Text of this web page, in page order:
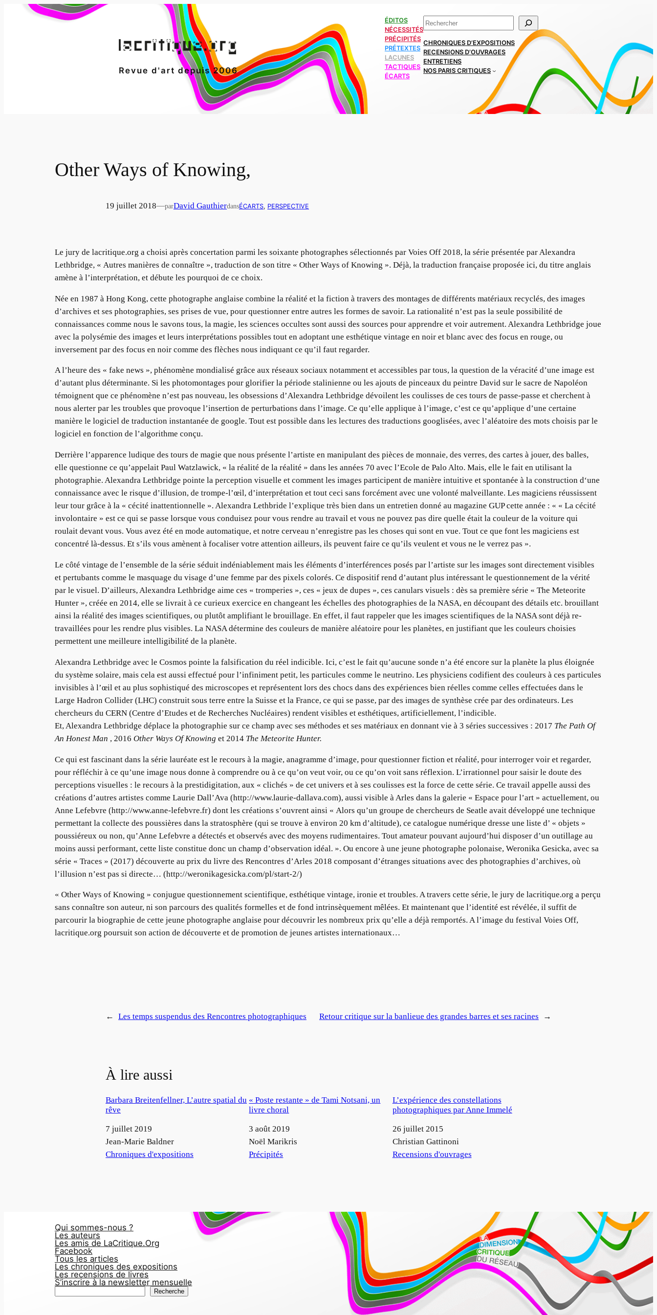
Revue d'art depuis 2006
ÉDITOS
NÉCESSITÉS
PRÉCIPITÉS
PRÉTEXTES
LACUNES
TACTIQUES
ÉCARTS
Rechercher
CHRONIQUES D’EXPOSITIONS
RECENSIONS D’OUVRAGES
ENTRETIENS
NOS PARIS CRITIQUES
Other Ways of Knowing,
19 juillet 2018—parDavid GauthierdansÉCARTS, PERSPECTIVE
Le jury de lacritique.org a choisi après concertation parmi les soixante photographes sélectionnés par Voies Off 2018, la série présentée par Alexandra
Lethbridge, « Autres manières de connaître », traduction de son titre « Other Ways of Knowing ». Déjà, la traduction française proposée ici, du titre anglais
amène à l’interprétation, et débute les pourquoi de ce choix.
Née en 1987 à Hong Kong, cette photographe anglaise combine la réalité et la fiction à travers des montages de différents matériaux recyclés, des images
d’archives et ses photographies, ses prises de vue, pour questionner entre autres les formes de savoir. La rationalité n’est pas la seule possibilité de
connaissances comme nous le savons tous, la magie, les sciences occultes sont aussi des sources pour apprendre et voir autrement. Alexandra Lethbridge joue
avec la polysémie des images et leurs interprétations possibles tout en adoptant une esthétique vintage en noir et blanc avec des focus en rouge, ou
inversement par des focus en noir comme des flèches nous indiquant ce qu’il faut regarder.
A l’heure des « fake news », phénomène mondialisé grâce aux réseaux sociaux notamment et accessibles par tous, la question de la véracité d’une image est
d’autant plus déterminante. Si les photomontages pour glorifier la période stalinienne ou les ajouts de pinceaux du peintre David sur le sacre de Napoléon
témoignent que ce phénomène n’est pas nouveau, les obsessions d’Alexandra Lethbridge dévoilent les coulisses de ces tours de passe-passe et cherchent à
nous alerter par les troubles que provoque l’insertion de perturbations dans l’image. Ce qu’elle applique à l’image, c’est ce qu’applique d’une certaine
manière le logiciel de traduction instantanée de google. Tout est possible dans les lectures des traductions googlisées, avec l’aléatoire des mots choisis par le
logiciel en fonction de l’algorithme conçu.
Derrière l’apparence ludique des tours de magie que nous présente l’artiste en manipulant des pièces de monnaie, des verres, des cartes à jouer, des balles,
elle questionne ce qu’appelait Paul Watzlawick, « la réalité de la réalité » dans les années 70 avec l’Ecole de Palo Alto. Mais, elle le fait en utilisant la
photographie. Alexandra Lethbridge pointe la perception visuelle et comment les images participent de manière intuitive et spontanée à la construction d‘une
connaissance avec le risque d’illusion, de trompe-l’œil, d’interprétation et tout ceci sans forcément avec une volonté malveillante. Les magiciens réussissent
leur tour grâce à la « cécité inattentionnelle ». Alexandra Lethbride l’explique très bien dans un entretien donné au magazine GUP cette année : « « La cécité
involontaire » est ce qui se passe lorsque vous conduisez pour vous rendre au travail et vous ne pouvez pas dire quelle était la couleur de la voiture qui
roulait devant vous. Vous avez été en mode automatique, et notre cerveau n’enregistre pas les choses qui sont en vue. Tout ce que font les magiciens est
concentré là-dessus. Et s’ils vous amènent à focaliser votre attention ailleurs, ils peuvent faire ce qu’ils veulent et vous ne le verrez pas ».
Le côté vintage de l’ensemble de la série séduit indéniablement mais les éléments d’interférences posés par l’artiste sur les images sont directement visibles
et pertubants comme le masquage du visage d’une femme par des pixels colorés. Ce dispositif rend d’autant plus intéressant le questionnement de la vérité
par le visuel. D’ailleurs, Alexandra Lethbridge aime ces « tromperies », ces « jeux de dupes », ces canulars visuels : dès sa première série « The Meteorite
Hunter », créée en 2014, elle se livrait à ce curieux exercice en changeant les échelles des photographies de la NASA, en découpant des détails etc. brouillant
ainsi la réalité des images scientifiques, ou plutôt amplifiant le brouillage. En effet, il faut rappeler que les images scientifiques de la NASA sont déjà re-
travaillées pour les rendre plus visibles. La NASA détermine des couleurs de manière aléatoire pour les planètes, en justifiant que les couleurs choisies
permettent une meilleure intelligibilité de la planète.
Alexandra Lethbridge avec le Cosmos pointe la falsification du réel indicible. Ici, c’est le fait qu’aucune sonde n’a été encore sur la planète la plus éloignée
du système solaire, mais cela est aussi effectué pour l’infiniment petit, les particules comme le neutrino. Les physiciens codifient des couleurs à ces particules
invisibles à l’œil et au plus sophistiqué des microscopes et représentent lors des chocs dans des expériences bien réelles comme celles effectuées dans le
Large Hadron Collider (LHC) construit sous terre entre la Suisse et la France, ce qui se passe, par des images de synthèse crée par des ordinateurs. Les
chercheurs du CERN (Centre d’Etudes et de Recherches Nucléaires) rendent visibles et esthétiques, artificiellement, l’indicible.
Et, Alexandra Lethbridge déplace la photographie sur ce champ avec ses méthodes et ses matériaux en donnant vie à 3 séries successives : 2017 The Path Of
An Honest Man , 2016 Other Ways Of Knowing et 2014 The Meteorite Hunter.
Ce qui est fascinant dans la série lauréate est le recours à la magie, anagramme d’image, pour questionner fiction et réalité, pour interroger voir et regarder,
pour réfléchir à ce qu’une image nous donne à comprendre ou à ce qu’on veut voir, ou ce qu’on voit sans réflexion. L’irrationnel pour saisir le doute des
perceptions visuelles : le recours à la prestidigitation, aux « clichés » de cet univers et à ses coulisses est la force de cette série. Ce travail appelle aussi des
créations d’autres artistes comme Laurie Dall’Ava (http://www.laurie-dallava.com), aussi visible à Arles dans la galerie « Espace pour l’art » actuellement, ou
Anne Lefebvre (http://www.anne-lefebvre.fr) dont les créations s’ouvrent ainsi « Alors qu’un groupe de chercheurs de Seatle avait développé une technique
permettant la collecte des poussières dans la stratosphère (qui se trouve à environ 20 km d’altitude), ce catalogue numérique dresse une liste d’ « objets »
poussiéreux ou non, qu’Anne Lefebvre a détectés et observés avec des moyens rudimentaires. Tout amateur pouvant aujourd’hui disposer d’un outillage au
moins aussi performant, cette liste constitue donc un champ d’observation idéal. ». Ou encore à une jeune photographe polonaise, Weronika Gesicka, avec sa
série « Traces » (2017) découverte au prix du livre des Rencontres d’Arles 2018 composant d’étranges situations avec des photographies d’archives, où
l’illusion n’est pas si directe… (http://weronikagesicka.com/pl/start-2/)
« Other Ways of Knowing » conjugue questionnement scientifique, esthétique vintage, ironie et troubles. A travers cette série, le jury de lacritique.org a perçu
sans connaître son auteur, ni son parcours des qualités formelles et de fond intrinsèquement mêlées. Et maintenant que l’identité est révélée, il suffit de
parcourir la biographie de cette jeune photographe anglaise pour découvrir les nombreux prix qu’elle a déjà remportés. A l’image du festival Voies Off,
lacritique.org poursuit son action de découverte et de promotion de jeunes artistes internationaux…
← Les temps suspendus des Rencontres photographiques Retour critique sur la banlieue des grandes barres et ses racines →
À lire aussi
Barbara Breitenfellner, L’autre spatial du
rêve
Date
7 juillet 2019
Auteur
Jean-Marie Baldner
Par rapport à
Chroniques d'expositions
« Poste restante » de Tami Notsani, un
livre choral
Date
3 août 2019
Auteur
Noël Marikris
Par rapport à
Précipités
L’expérience des constellations
photographiques par Anne Immelé
Date
26 juillet 2015
Auteur
Christian Gattinoni
Par rapport à
Recensions d'ouvrages
Qui sommes-nous ?
Les auteurs
Les amis de LaCritique.Org
Facebook
Tous les articles
Les chroniques des expositions
Les recensions de livres
S’inscrire à la newsletter mensuelle
Recherche